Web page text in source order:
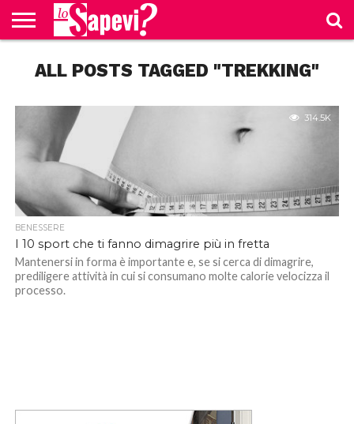
BENESSERE
GOSSIP
PRODOTTI
AMAZON
NEWS
CASA E
CUCINA
ALL POSTS TAGGED "TREKKING"
314.5K
BENESSERE
I 10 sport che ti fanno dimagrire più in fretta
Mantenersi in forma è importante e, se si cerca di dimagrire,
prediligere attività in cui si consumano molte calorie velocizza il
processo.